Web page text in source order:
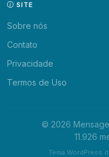
SITE
Sobre nós
Contato
Privacidade
Termos de Uso
© 2026
11.926
Tema WordPress